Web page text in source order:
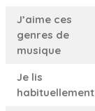
J’aime ces
genres de
musique
Je lis
habituellement